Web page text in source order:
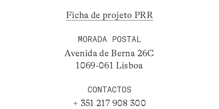
Ficha de projeto PRR
MORADA POSTAL
Avenida de Berna 26C
1069-061 Lisboa
CONTACTOS
+ 351 217 908 300